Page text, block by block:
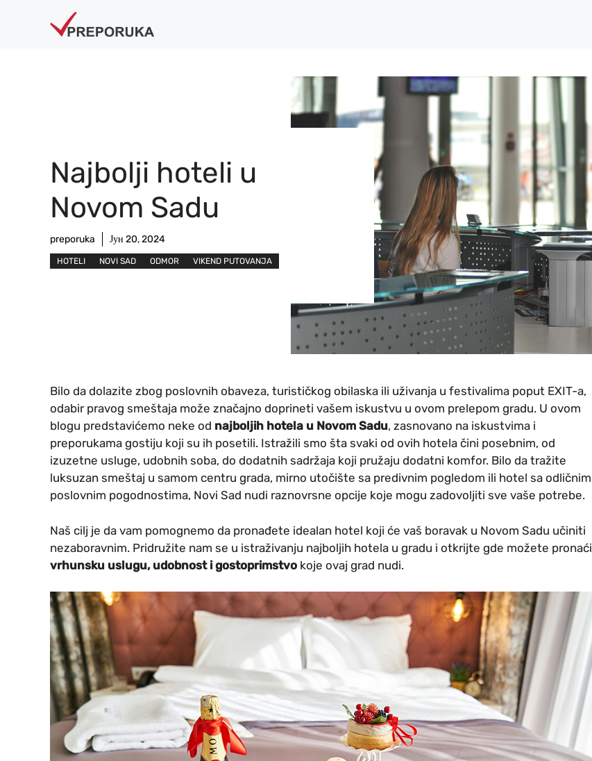
Najbolji hoteli u
Novom Sadu
preporuka Јун 20, 2024
HOTELI NOVI SAD ODMOR VIKEND PUTOVANJA
Bilo da dolazite zbog poslovnih obaveza, turističkog obilaska ili uživanja u festivalima poput EXIT-a,
odabir pravog smeštaja može značajno doprineti vašem iskustvu u ovom prelepom gradu. U ovom
blogu predstavićemo neke od najboljih hotela u Novom Sadu, zasnovano na iskustvima i
preporukama gostiju koji su ih posetili. Istražili smo šta svaki od ovih hotela čini posebnim, od
izuzetne usluge, udobnih soba, do dodatnih sadržaja koji pružaju dodatni komfor. Bilo da tražite
luksuzan smeštaj u samom centru grada, mirno utočište sa predivnim pogledom ili hotel sa odličnim
poslovnim pogodnostima, Novi Sad nudi raznovrsne opcije koje mogu zadovoljiti sve vaše potrebe.
Naš cilj je da vam pomognemo da pronađete idealan hotel koji će vaš boravak u Novom Sadu učiniti
nezaboravnim. Pridružite nam se u istraživanju najboljih hotela u gradu i otkrijte gde možete pronaći
vrhunsku uslugu, udobnost i gostoprimstvo koje ovaj grad nudi.